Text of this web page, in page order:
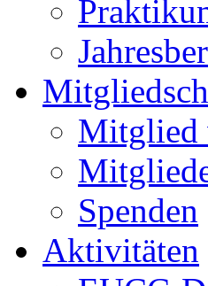
Mitglied
Spenden
Aktivitäten